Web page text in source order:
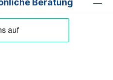
Beratung